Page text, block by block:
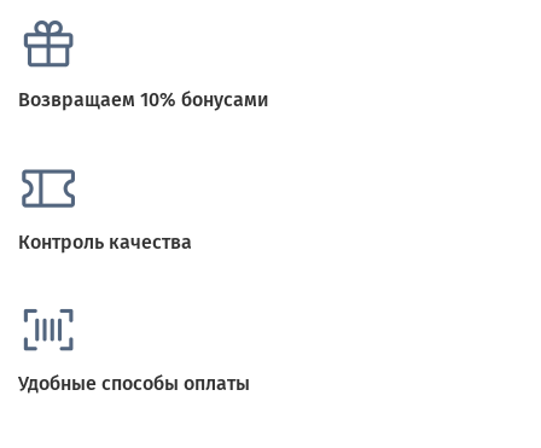
Возвращаем 10% бонусами
Контроль качества
Удобные способы оплаты